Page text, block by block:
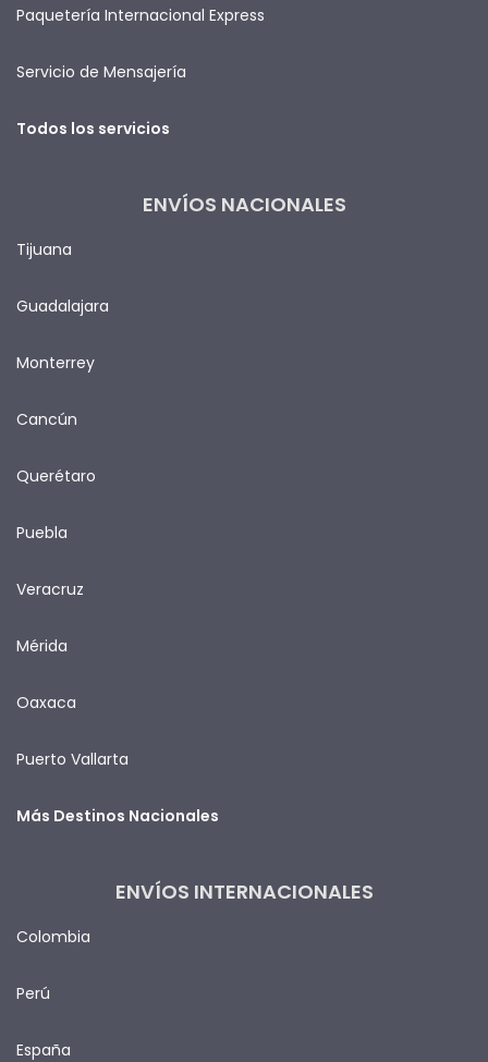
Paquetería Internacional Express
Servicio de Mensajería
Todos los servicios
ENVÍOS NACIONALES
Tijuana
Guadalajara
Monterrey
Cancún
Querétaro
Puebla
Veracruz
Mérida
Oaxaca
Puerto Vallarta
Más Destinos Nacionales
ENVÍOS INTERNACIONALES
Colombia
Perú
España